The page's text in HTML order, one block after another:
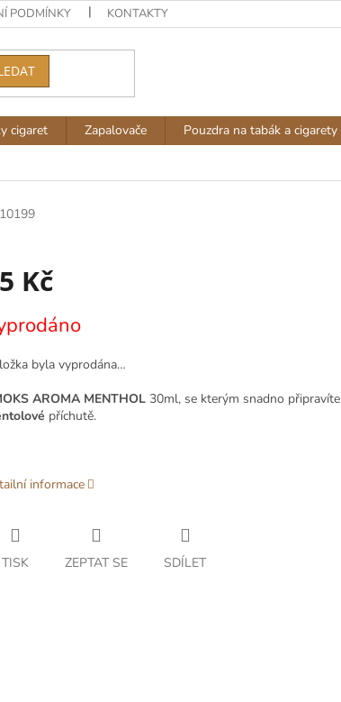
PODMÍNKY KONTAKTY
cigaret Zapalovače Pouzdra na tabák a cigarety
10199
Kč
byla vyprodána…
AROMA MENTHOL 30ml, se kterým snadno připravíte
příchutě.
informace
TISK ZEPTAT SE SDÍLET